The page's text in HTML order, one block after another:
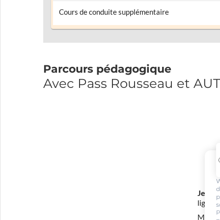
Cours de conduite supplémentaire
Parcours pédagogique
Avec Pass Rousseau et
Je
ligne
Mon